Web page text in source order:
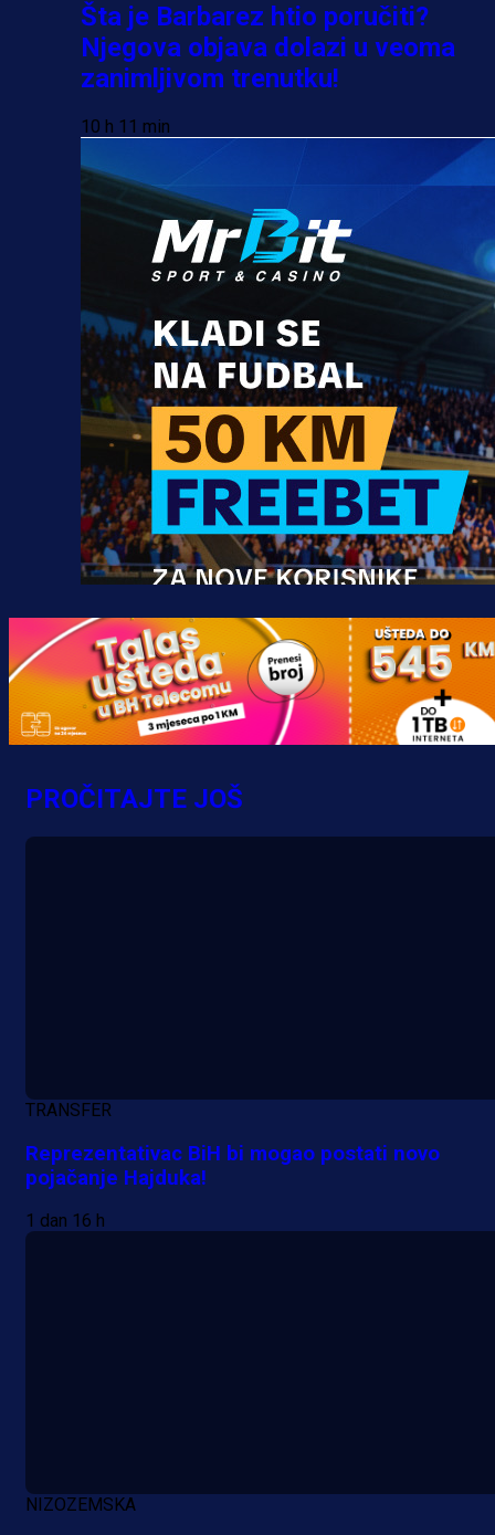
Šta je Barbarez htio poručiti?
Njegova objava dolazi u veoma
zanimljivom trenutku!
10 h 11 min
Promo vijesti
MrBit: Isprati kvalifikacije za
evropska takmičenja i preuzmi
bonus dobrodošlice!
PROČITAJTE JOŠ
TRANSFER
Reprezentativac BiH bi mogao postati novo
pojačanje Hajduka!
1 dan 16 h
NIZOZEMSKA